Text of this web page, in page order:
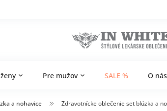
Pre mužov SALE % O nás
a nohavice Zdravotnícke oblečenie set blúzka a